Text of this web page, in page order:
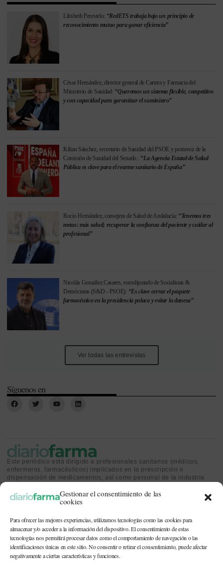
Gestionar el consentimiento de las
cookies
Para ofrecer las mejores experiencias, utilizamos tecnologías como las cookies para
almacenar y/o acceder a la información del dispositivo. El consentimiento de estas
tecnologías nos permitirá procesar datos como el comportamiento de navegación o las
identificaciones únicas en este sitio. No consentir o retirar el consentimiento, puede afectar
negativamente a ciertas características y funciones.
Lilisbeth Perestelo: “RedETS trabaja bajo un principio de
reconocimiento mutuo para ganar eficiencia”
César Hernández, director general de Cartera y Farmacia del
Ministerio de Sanidad: “Queremos un sistema flexible, competitivo
y con capacidad para garantizar el suministro”
Kilian Sánchez, secretario de Sanidad del PSOE y portavoz de la
Comisión de Sanidad del Senado.: “La Agencia Estatal de Salud
Pública es clave para el rearme sanitario de España”
Rocío Hernández, consejera de Salud de Andalucía: “Tenemos tres
metas: más salud; recuperar la confianza del paciente y cuidar al
profesional”
Nicolás González Casares, eurodiputado de Socialistas &
Demócratas (S&D - PSOE): “Es clave cerrar el paquete
farmacéutico en la presidencia polaca y evitar la danesa”
Ver todas las entrevistas
Síguenos en
Este periódico está dirigido a profesionales sanitarios (médicos,
enfermeros, farmacéuticos) implicados en la prescripción o
dispensación de medicamentos, así como personal de la industria
sanitaria.
CONTACTO Y QUIÉNES SOMOS|POLÍTICA DE COOKIES|POLÍTICA DE